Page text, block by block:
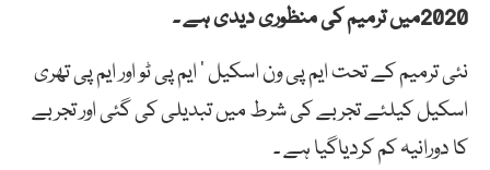
2020میں ترمیم کی منظوری دیدی ہے ۔
نئی ترمیم کے تحت ایم پی ون اسکیل ‘ ایم پی ٹو اور ایم پی تھری
اسکیل کیلئے تجربے کی شرط میں تبدیلی کی گئی اور تجربے
کا دورانیہ کم کردیاگیا ہے ۔